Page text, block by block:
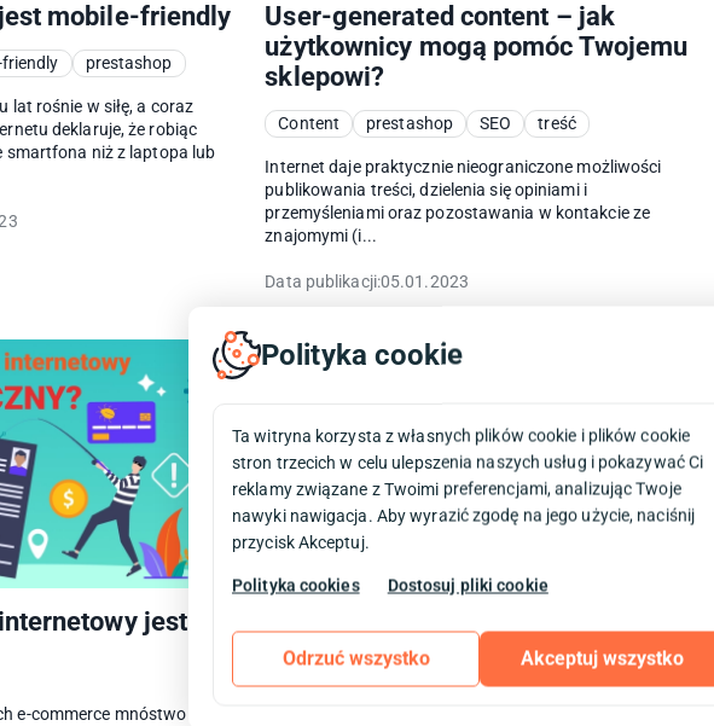
mobile-friendly
prestashop
lat rośnie w siłę, a coraz
deklaruje, że robiąc
smartfona niż z laptopa lub
User-generated content – jak
użytkownicy mogą pomóc Twojemu
sklepowi?
Content prestashop SEO treść
Internet daje praktycznie nieograniczone możliwości
publikowania treści, dzielenia się opiniami i
przemyśleniami oraz pozostawania w kontakcie ze
znajomymi (i...
Data publikacji:05.01.2023
jest
e-commerce mnóstwo
wysoki wynik w Core Web Vitals?
Polityka cookie
Ta witryna korzysta z własnych plików cookie i plików cookie
stron trzecich w celu ulepszenia naszych usług i pokazywać Ci
reklamy związane z Twoimi preferencjami, analizując Twoje
nawyki nawigacja. Aby wyrazić zgodę na jego użycie, naciśnij
przycisk Akceptuj.
Polityka cookies Dostosuj pliki cookie
Odrzuć wszystko Akceptuj wszystko